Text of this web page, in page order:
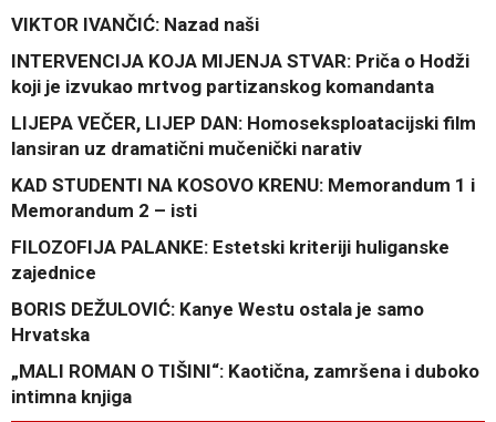
VIKTOR IVANČIĆ: Nazad naši
INTERVENCIJA KOJA MIJENJA STVAR: Priča o Hodži
koji je izvukao mrtvog partizanskog komandanta
LIJEPA VEČER, LIJEP DAN: Homoseksploatacijski film
lansiran uz dramatični mučenički narativ
KAD STUDENTI NA KOSOVO KRENU: Memorandum 1 i
Memorandum 2 – isti
FILOZOFIJA PALANKE: Estetski kriteriji huliganske
zajednice
BORIS DEŽULOVIĆ: Kanye Westu ostala je samo
Hrvatska
„MALI ROMAN O TIŠINI“: Kaotična, zamršena i duboko
intimna knjiga